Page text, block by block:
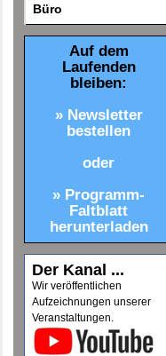
Büro
Auf dem
Laufenden
bleiben:
» Newsletter
bestellen
oder
» Programm-
Faltblatt
herunterladen
Der Kanal ...
Wir veröffentlichen
Aufzeichnungen unserer
Veranstaltungen.